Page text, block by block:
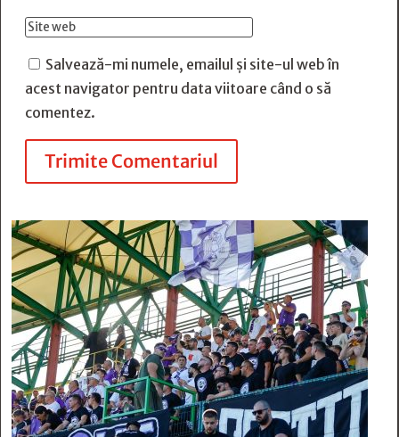
Salvează-mi numele, emailul și site-ul web în
acest navigator pentru data viitoare când o să
comentez.
Trimite Comentariul